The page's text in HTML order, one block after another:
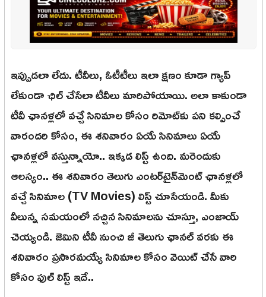
ఇప్పుడలా లేదు. టీవీలు, ఓటీటీలు ఇలా క్షణం కూడా గ్యాప్
లేకుండా ఛిల్ చేసేలా టీవీలు మారిపోయాయి. అలా కాకుండా
టీవీ ఛానళ్లలో వచ్చే సినిమాల కోసం రిమోట్‌కు పని కల్పించే
వారందరి కోసం, ఈ శనివారం ఏయే సినిమాలు ఏయే
ఛానళ్లలో వస్తున్నాయో.. ఇక్కడ లిస్ట్ ఉంది. మరెందుకు
ఆలస్యం.. ఈ శనివారం తెలుగు ఎంటర్‌టైన్‌మెంట్ ఛానళ్లలో
వచ్చే సినిమాల (TV Movies) లిస్ట్ చూసేయండి. మీకు
వీలున్న సమయంలో నచ్చిన సినిమాలను చూస్తూ, ఎంజాయ్
చెయ్యండి. జెమిని టీవీ నుంచి జీ తెలుగు ఛానల్ వరకు ఈ
శనివారం ప్రసారమయ్యే సినిమాల కోసం వెయిట్ చేసే వారి
కోసం ఫుల్ లిస్ట్ ఇదే..